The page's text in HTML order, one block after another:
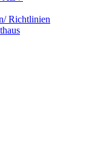
Richtlinien